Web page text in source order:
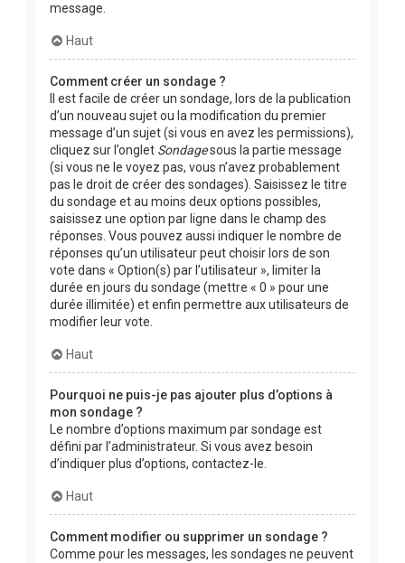
message.
Haut
Comment créer un sondage ?
Il est facile de créer un sondage, lors de la publication
d’un nouveau sujet ou la modification du premier
message d’un sujet (si vous en avez les permissions),
cliquez sur l’onglet Sondagesous la partie message
(si vous ne le voyez pas, vous n’avez probablement
pas le droit de créer des sondages). Saisissez le titre
du sondage et au moins deux options possibles,
saisissez une option par ligne dans le champ des
réponses. Vous pouvez aussi indiquer le nombre de
réponses qu’un utilisateur peut choisir lors de son
vote dans « Option(s) par l’utilisateur », limiter la
durée en jours du sondage (mettre « 0 » pour une
durée illimitée) et enfin permettre aux utilisateurs de
modifier leur vote.
Haut
Pourquoi ne puis-je pas ajouter plus d’options à
mon sondage ?
Le nombre d’options maximum par sondage est
défini par l’administrateur. Si vous avez besoin
d’indiquer plus d’options, contactez-le.
Haut
Comment modifier ou supprimer un sondage ?
Comme pour les messages, les sondages ne peuvent